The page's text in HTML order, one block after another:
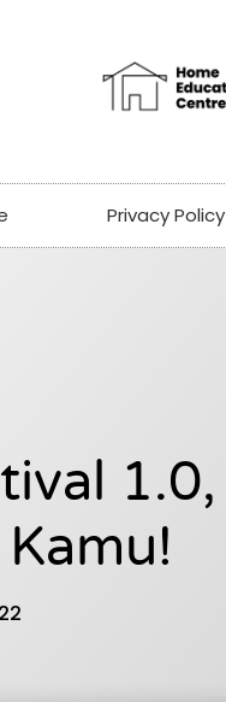
Privacy Policy
1.0,